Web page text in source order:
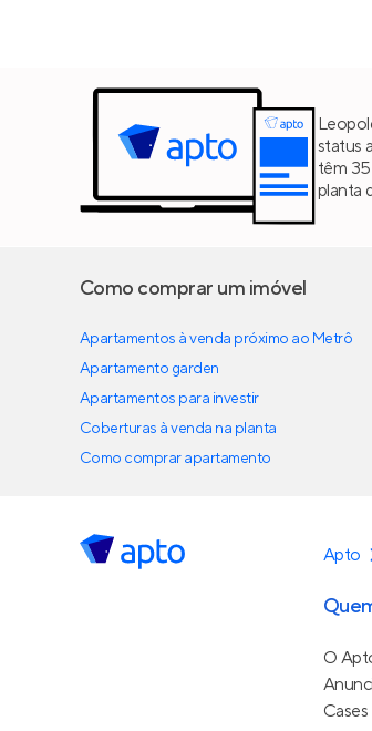
status
têm
planta
Como comprar um imóvel
Apartamentos à venda próximo ao Metrô
Apartamento garden
Apartamentos para investir
Coberturas à venda na planta
Como comprar apartamento
Apto
O